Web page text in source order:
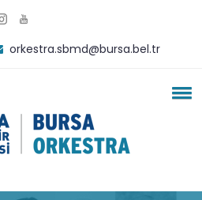
orkestra.sbmd@bursa.bel.tr